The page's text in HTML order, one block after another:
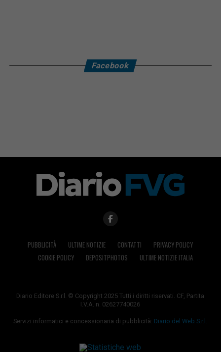
Facebook
PUBBLICITÀ ULTIME NOTIZIE CONTATTI
PRIVACY POLICY
COOKIE POLICY
DEPOSITPHOTOS ULTIME NOTIZIE ITALIA
Diario Editore S.r.l. © Copyright 2025 Tutti i diritti riservati. CF, Partita
I.V.A. n. 02627740026
Servizi informatici e concessionaria di pubblicità: Diario del Web S.r.l.